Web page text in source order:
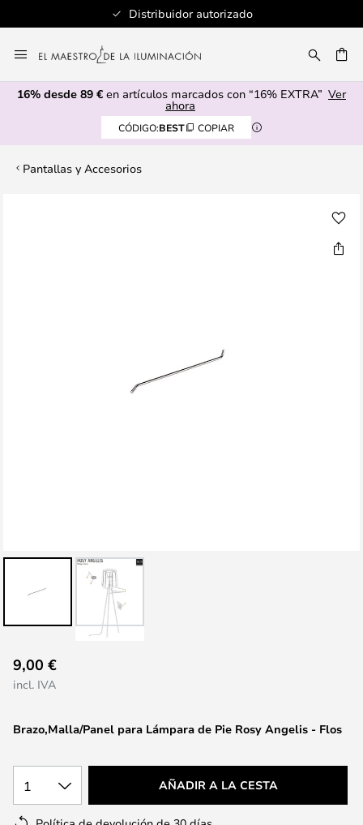
Distribuidor autorizado
al
contenido
16% desde 89 € en artículos marcados con “16% EXTRA” Ver
ahora
CÓDIGO:BEST COPIAR
Pantallas y Accesorios
al
comienzo
de
imágenes
Brazo,Malla/Panel para Lámpara de Pie Rosy Angelis - Flos
9,00 €
incl. IVA
1 AÑADIR A LA CESTA